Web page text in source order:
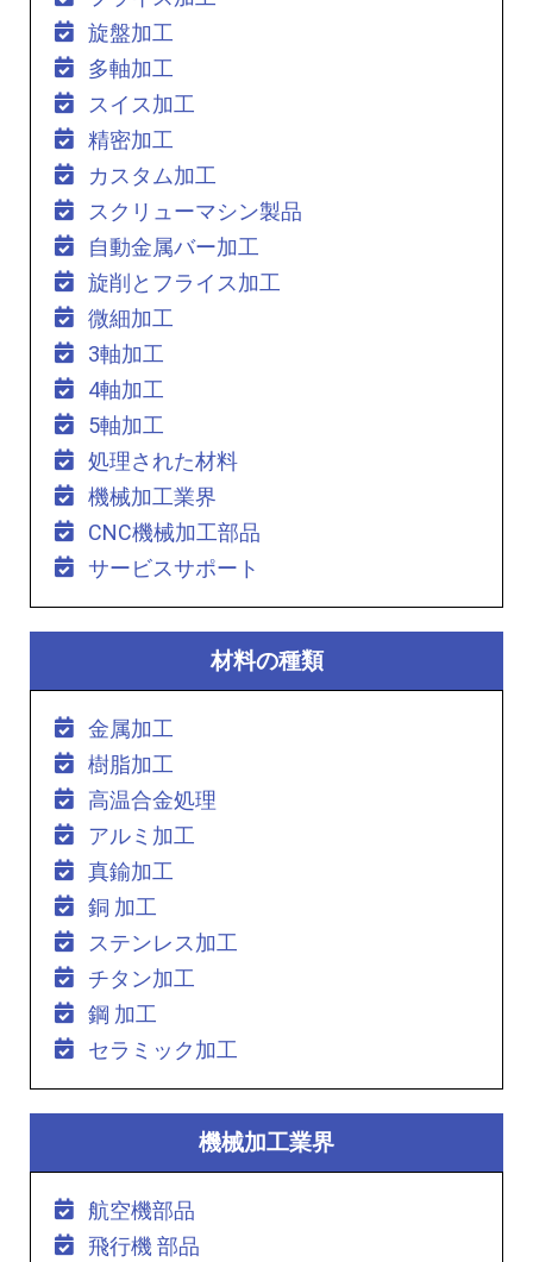
旋盤加工
多軸加工
スイス加工
精密加工
カスタム加工
スクリューマシン製品
自動金属バー加工
旋削とフライス加工
微細加工
3軸加工
4軸加工
5軸加工
処理された材料
機械加工業界
CNC機械加工部品
サービスサポート
材料の種類
金属加工
樹脂加工
高温合金処理
アルミ加工
真鍮加工
銅 加工
ステンレス加工
チタン加工
鋼 加工
セラミック加工
機械加工業界
航空機部品
飛行機 部品